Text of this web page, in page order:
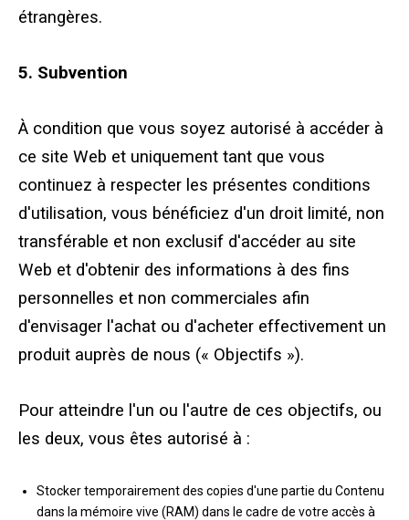
étrangères.
5. Subvention
À condition que vous soyez autorisé à accéder à
ce site Web et uniquement tant que vous
continuez à respecter les présentes conditions
d'utilisation, vous bénéficiez d'un droit limité, non
transférable et non exclusif d'accéder au site
Web et d'obtenir des informations à des fins
personnelles et non commerciales afin
d'envisager l'achat ou d'acheter effectivement un
produit auprès de nous (« Objectifs »).
Pour atteindre l'un ou l'autre de ces objectifs, ou
les deux, vous êtes autorisé à :
Stocker temporairement des copies d'une partie du Contenu
dans la mémoire vive (RAM) dans le cadre de votre accès à